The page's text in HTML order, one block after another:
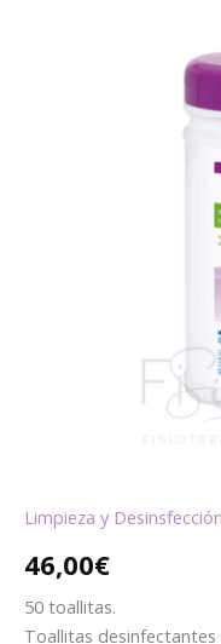
Limpieza y Desinsfección
46,00€
50 toallitas.
Toallitas